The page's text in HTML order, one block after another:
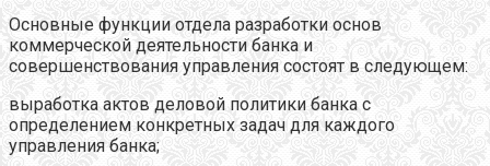
Основные функции отдела разработки основ
коммерческой деятельности банка и
совершенствования управления состоят в следующем:
выработка актов деловой политики банка с
определением конкретных задач для каждого
управления банка;